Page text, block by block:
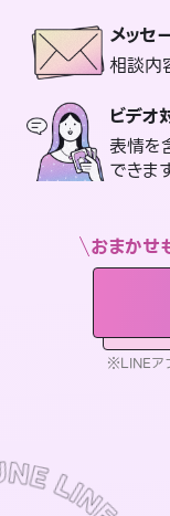
メッセ
相談内
ビデオ
表情を
できます
おまかせ
※LINEア